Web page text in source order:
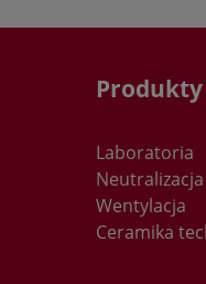
Produkty
Laboratoria
Neutralizacja
Wentylacja
Ceramika